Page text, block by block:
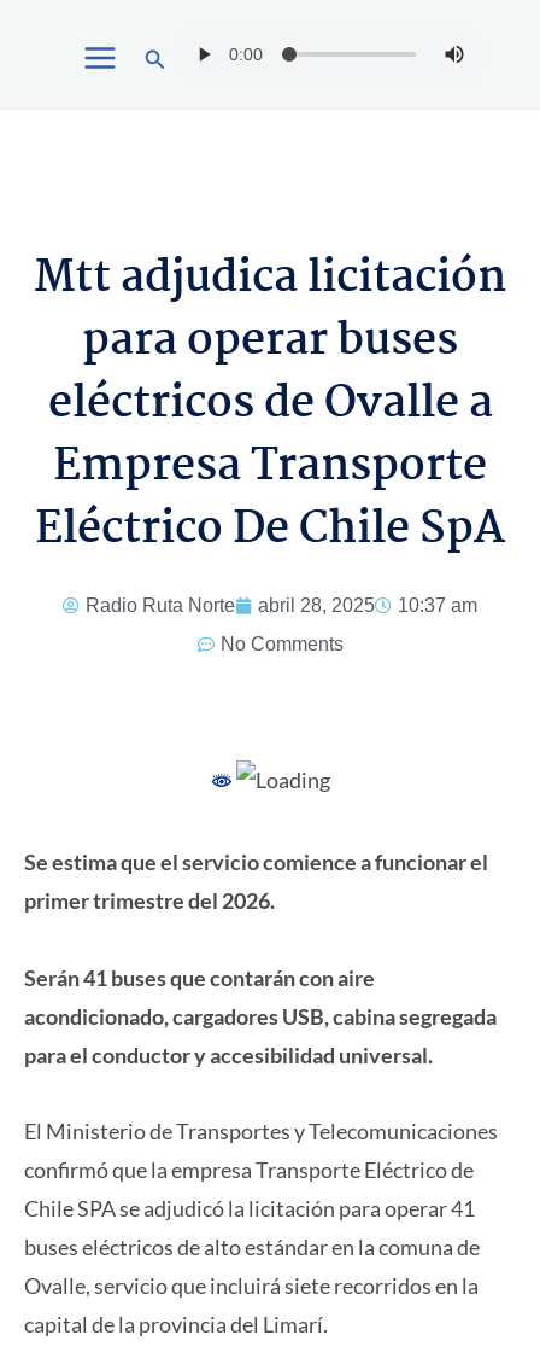
Buscar
Mtt adjudica licitación
para operar buses
eléctricos de Ovalle a
Empresa Transporte
Eléctrico De Chile SpA
Radio Ruta Norte abril 28, 2025
10:37 am
No Comments
Se estima que el servicio comience a funcionar el
primer trimestre del 2026.
Serán 41 buses que contarán con aire
acondicionado, cargadores USB, cabina segregada
para el conductor y accesibilidad universal.
El Ministerio de Transportes y Telecomunicaciones
confirmó que la empresa Transporte Eléctrico de
Chile SPA se adjudicó la licitación para operar 41
buses eléctricos de alto estándar en la comuna de
Ovalle, servicio que incluirá siete recorridos en la
capital de la provincia del Limarí.